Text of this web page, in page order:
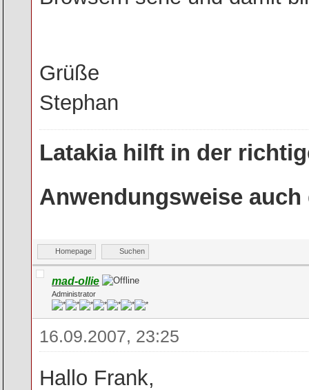
Grüße
Stephan
Latakia hilft in der
Anwendungsweise auch
Homepage Suchen
mad-ollie
Administrator
16.09.2007, 23:25
Hallo Frank,